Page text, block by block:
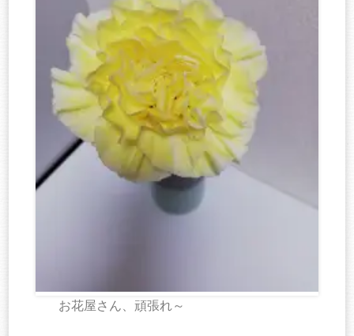
お花屋さん、頑張れ～